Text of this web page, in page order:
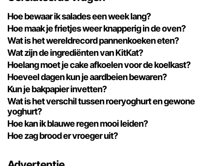
Hoe bewaar ik salades een week lang?
Hoe maak je frietjes weer knapperig in de oven?
Wat is het wereldrecord pannenkoeken eten?
Wat zijn de ingrediënten van KitKat?
Hoelang moet je cake afkoelen voor de koelkast?
Hoeveel dagen kun je aardbeien bewaren?
Kun je bakpapier invetten?
Wat is het verschil tussen roeryoghurt en gewone
yoghurt?
Hoe kan ik blauwe regen mooi leiden?
Hoe zag brood er vroeger uit?